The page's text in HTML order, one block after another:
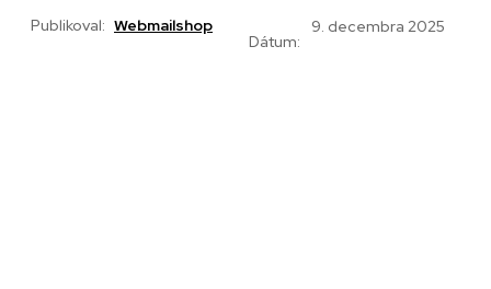
Publikoval: Webmailshop
Dátum:
9. decembra 2025